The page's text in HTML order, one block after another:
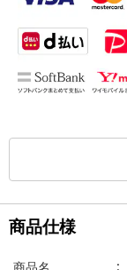
商品仕様